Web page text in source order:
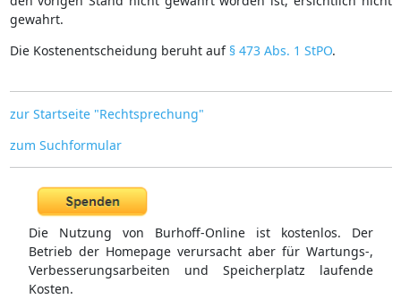
gewahrt.
Die Kostenentscheidung beruht auf § 473 Abs. 1 StPO.
zur Startseite "Rechtsprechung"
zum Suchformular
Die Nutzung von Burhoff-Online ist kostenlos. Der
Betrieb der Homepage verursacht aber für Wartungs-,
Verbesserungsarbeiten und Speicherplatz laufende
Kosten.